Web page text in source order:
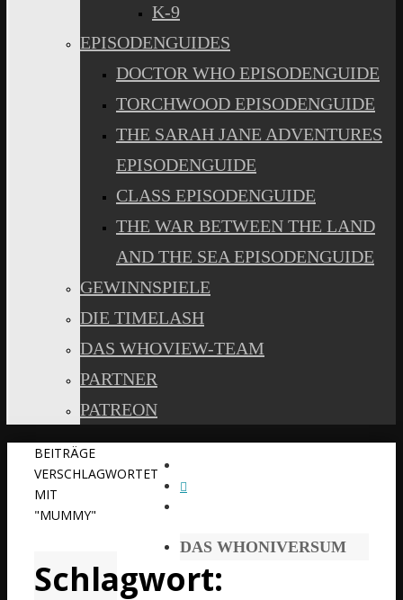
K-9
EPISODENGUIDES
DOCTOR WHO EPISODENGUIDE
TORCHWOOD EPISODENGUIDE
THE SARAH JANE ADVENTURES
EPISODENGUIDE
CLASS EPISODENGUIDE
THE WAR BETWEEN THE LAND
AND THE SEA EPISODENGUIDE
GEWINNSPIELE
DIE TIMELASH
DAS WHOVIEW-TEAM
PARTNER
PATREON
START
BEITRÄGE
VERSCHLAGWORTET
MIT
"MUMMY"
Schlagwort:
DAS WHONIVERSUM